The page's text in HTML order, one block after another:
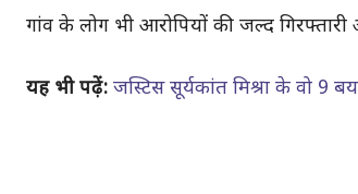
गांव के लोग भी आरोपियों की जल्द
यह भी पढ़ें: जस्टिस सूर्यकांत मिश्रा के वो 9